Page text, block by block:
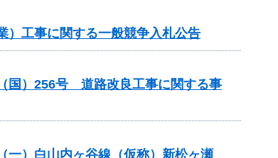
）工事に関する一般競争入札公告
国）256号 道路改良工事に関する事
一）白山内ヶ谷線（仮称）新松ヶ瀬